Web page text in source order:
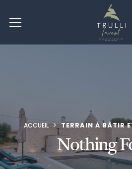
Nothing
ACCUEIL TERRAIN À BÂTIR